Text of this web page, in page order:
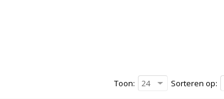
Sorteren op:
Toon: 24